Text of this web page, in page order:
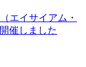
エイサイアム・
催しました